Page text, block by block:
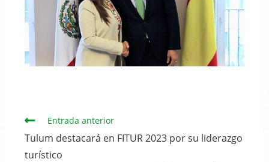
Continuar
leyendo
Entrada anterior
Tulum destacará en FITUR 2023 por su liderazgo
turístico